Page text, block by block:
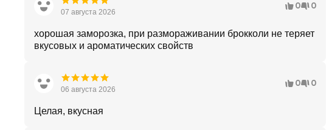
07 августа 2026
0 0
хорошая заморозка, при размораживании брокколи не теряет
вкусовых и ароматических свойств
06 августа 2026
0 0
Целая, вкусная